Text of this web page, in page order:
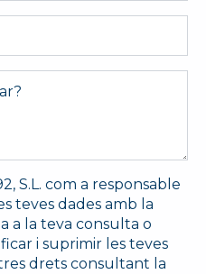
S.L. com a responsable
teves dades amb la
a la teva consulta o
i suprimir les teves
drets consultant la